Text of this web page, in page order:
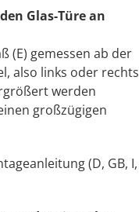
Glas-Türe an
(E) gemessen ab der
also links oder rechts
werden
großzügigen
(D, GB, I,